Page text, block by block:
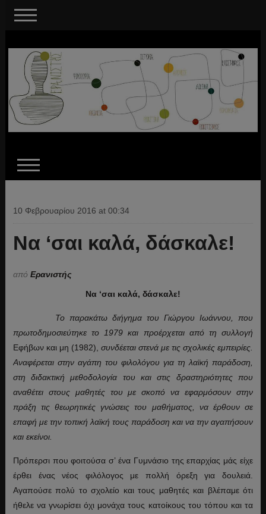
10 Φεβρουαρίου 2016 at 00:34
Να ‘σαι καλά, δάσκαλε!
από Ερανιστής
Να ‘σαι καλά, δάσκαλε!
Το παρακάτω διήγημα του Γιώργου Ιωάννου, που
πρωτοδημοσιεύτηκε το 1979 και προέρχεται από τη συλλογή
Εφήβων και μη (1982), συνδέεται στενά με τις σχολικές εμπειρίες.
Αναφέρεται στην αγάπη του φιλολόγου για τη λαϊκή παράδοση,
στη διδακτική μεθοδολογία του και στις δραστηριότητες που
αναθέτει στους μαθητές του με σκοπό να εφαρμόσουν στην
πράξη τις θεωρητικές γνώσεις του μαθήματος, να έρθουν σε
επαφή με την τοπική λαϊκή τους παράδοση και να την αγαπήσουν
και εκείνοι.
Πρόπερσι που φοιτούσα σ’ ένα Γυμνάσιο της επαρχίας μάς είχε
έρθει ένας νέος φιλόλογος με πολλή όρεξη για δουλειά.
Αγαπούσε πολύ το σχολείο και τους μαθητές και βλέπαμε ότι
ήθελε να γνωρίσει όχι μονάχα τους κατοίκους του τόπου και τα